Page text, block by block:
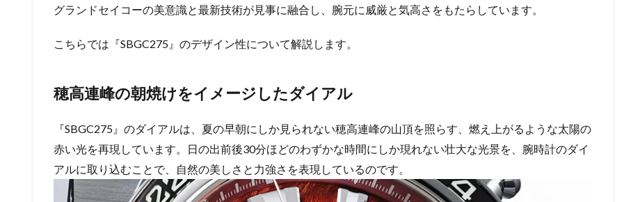
グランドセイコーの美意識と最新技術が見事に融合し、腕元に威厳と気高さをもたらしています。
こちらでは『SBGC275』のデザイン性について解説します。
穂高連峰の朝焼けをイメージしたダイアル
『SBGC275』のダイアルは、夏の早朝にしか見られない穂高連峰の山頂を照らす、燃え上がるような太陽の
赤い光を再現しています。日の出前後30分ほどのわずかな時間にしか現れない壮大な光景を、腕時計のダイ
アルに取り込むことで、自然の美しさと力強さを表現しているのです。